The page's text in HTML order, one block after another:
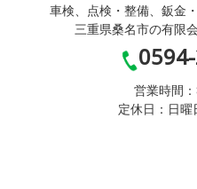
車検、点検・整備、鈑金
三重県桑名市の有限
営業時間
定休日：日